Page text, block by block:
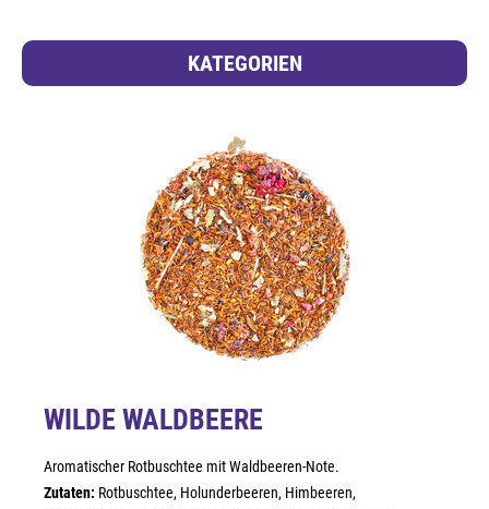
KATEGORIEN
WILDE WALDBEERE
Aromatischer Rotbuschtee mit Waldbeeren-Note.
Zutaten: Rotbuschtee, Holunderbeeren, Himbeeren,